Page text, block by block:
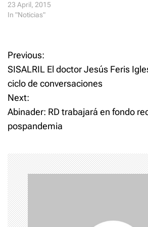
w
)
23 April, 2015
In "Noticias"
P
o
s
t
a
v
i
Previous:
SISALRIL El doctor Jesús Feris
ciclo de conversaciones
Next:
Abinader: RD trabajará en fondo
pospandemia